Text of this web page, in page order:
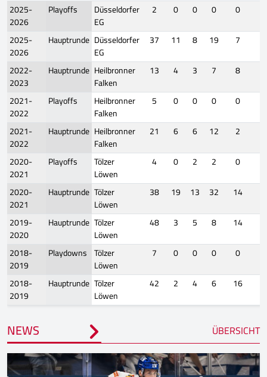
2025-
2026
Playoffs
Düsseldorfer
EG
2 0 0 0 0
2025-
2026
Hauptrunde Düsseldorfer
EG
37 11 8 19 7
2022-
2023
Hauptrunde Heilbronner
Falken
13 4 3 7 8
2021-
2022
Playoffs
Heilbronner
Falken
5 0 0 0 0
2021-
2022
Hauptrunde Heilbronner
Falken
21 6 6 12 2
2020-
2021
Playoffs
Tölzer
Löwen
4 0 2 2 0
2020-
2021
Hauptrunde Tölzer
Löwen
38 19 13 32 14
2019-
2020
Hauptrunde Tölzer
Löwen
48 3 5 8 14
2018-
2019
Playdowns Tölzer
Löwen
7 0 0 0 0
2018-
2019
Hauptrunde Tölzer
Löwen
42 2 4 6 16
NEWS ÜBERSICHT